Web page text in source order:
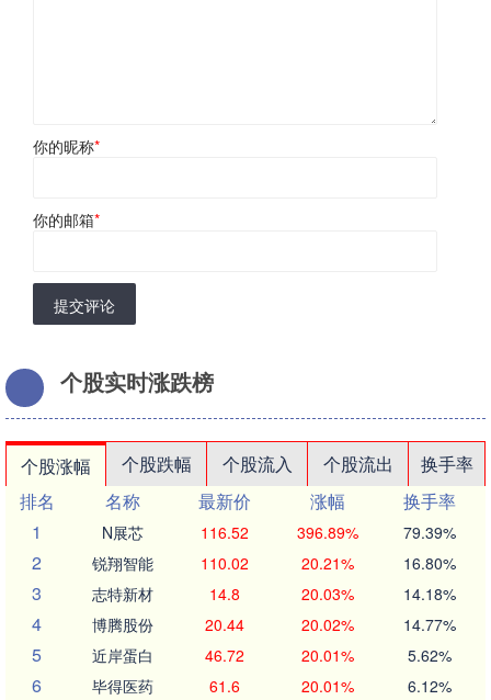
你的昵称*
你的邮箱*
提交评论
个股实时涨跌榜
个股涨幅 个股跌幅 个股流入 个股流出
换手率
排名
名称 最新价 涨幅
换手率
1
N展芯 116.52 396.89% 79.39%
2 锐翔智能 110.02 20.21% 16.80%
3 志特新材 14.8 20.03% 14.18%
4 博腾股份 20.44 20.02% 14.77%
5 近岸蛋白 46.72 20.01% 5.62%
6 毕得医药 61.6 20.01% 6.12%